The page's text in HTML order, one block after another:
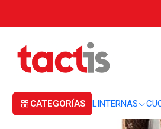
CATEGORÍAS LINTERNAS